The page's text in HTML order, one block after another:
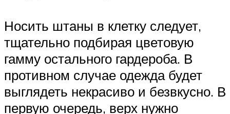
Носить штаны в клетку следует,
тщательно подбирая цветовую
гамму остального гардероба. В
противном случае одежда будет
выглядеть некрасиво и безвкусно. В
первую очередь, верх нужно